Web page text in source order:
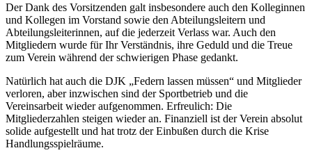
Der Dank des Vorsitzenden galt insbesondere auch den Kolleginnen
und Kollegen im Vorstand sowie den Abteilungsleitern und
Abteilungsleiterinnen, auf die jederzeit Verlass war. Auch den
Mitgliedern wurde für Ihr Verständnis, ihre Geduld und die Treue
zum Verein während der schwierigen Phase gedankt.
Natürlich hat auch die DJK „Federn lassen müssen“ und Mitglieder
verloren, aber inzwischen sind der Sportbetrieb und die
Vereinsarbeit wieder aufgenommen. Erfreulich: Die
Mitgliederzahlen steigen wieder an. Finanziell ist der Verein absolut
solide aufgestellt und hat trotz der Einbußen durch die Krise
Handlungsspielräume.